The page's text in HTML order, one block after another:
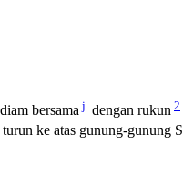
bersama j dengan rukun 2
ke atas gunung-gunung